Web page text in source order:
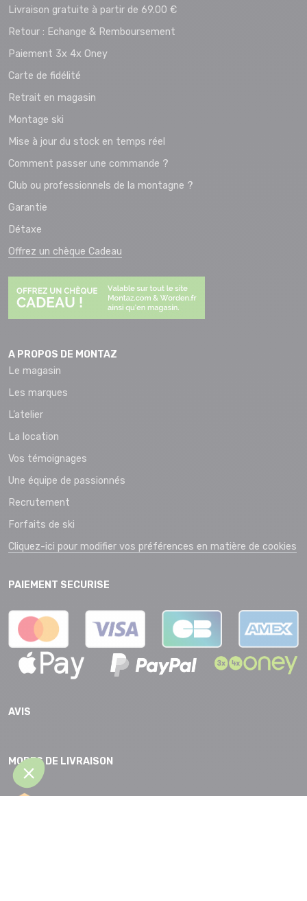
Livraison gratuite à partir de 69.00 €
Retour : Echange & Remboursement
Paiement 3x 4x Oney
Carte de fidélité
Retrait en magasin
Montage ski
Mise à jour du stock en temps réel
Comment passer une commande ?
Club ou professionnels de la montagne ?
Garantie
Détaxe
Offrez un chèque Cadeau
A PROPOS DE MONTAZ
Le magasin
Les marques
L’atelier
La location
Vos témoignages
Une équipe de passionnés
Recrutement
Forfaits de ski
Cliquez-ici pour modifier vos préférences en matière de cookies
PAIEMENT SECURISE
AVIS
MODES DE LIVRAISON